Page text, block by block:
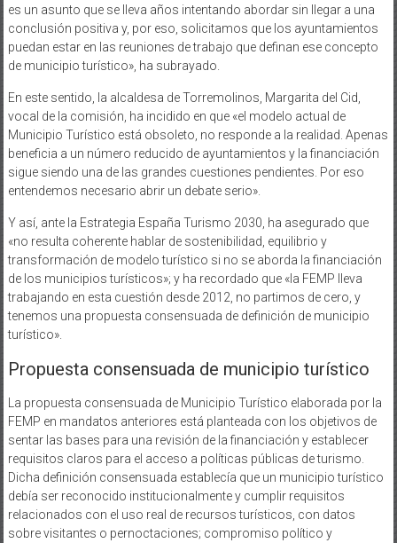
es un asunto que se lleva años intentando abordar sin llegar a una
conclusión positiva y, por eso, solicitamos que los ayuntamientos
puedan estar en las reuniones de trabajo que definan ese concepto
de municipio turístico», ha subrayado.
En este sentido, la alcaldesa de Torremolinos, Margarita del Cid,
vocal de la comisión, ha incidido en que «el modelo actual de
Municipio Turístico está obsoleto, no responde a la realidad. Apenas
beneficia a un número reducido de ayuntamientos y la financiación
sigue siendo una de las grandes cuestiones pendientes. Por eso
entendemos necesario abrir un debate serio».
Y así, ante la Estrategia España Turismo 2030, ha asegurado que
«no resulta coherente hablar de sostenibilidad, equilibrio y
transformación de modelo turístico si no se aborda la financiación
de los municipios turísticos»; y ha recordado que «la FEMP lleva
trabajando en esta cuestión desde 2012, no partimos de cero, y
tenemos una propuesta consensuada de definición de municipio
turístico».
Propuesta consensuada de municipio turístico
La propuesta consensuada de Municipio Turístico elaborada por la
FEMP en mandatos anteriores está planteada con los objetivos de
sentar las bases para una revisión de la financiación y establecer
requisitos claros para el acceso a políticas públicas de turismo.
Dicha definición consensuada establecía que un municipio turístico
debía ser reconocido institucionalmente y cumplir requisitos
relacionados con el uso real de recursos turísticos, con datos
sobre visitantes o pernoctaciones; compromiso político y